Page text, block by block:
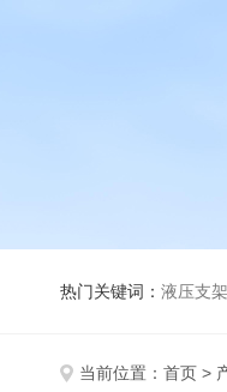
热门关键词： 液压支
当前位置： 首页 >